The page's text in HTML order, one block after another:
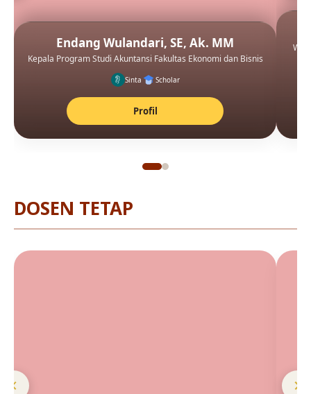
Endang Wulandari, SE, Ak. MM
Kepala Program Studi Akuntansi Fakultas Ekonomi dan Bisnis
Sinta Scholar
Profil
DOSEN TETAP